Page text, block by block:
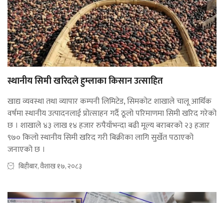
स्थानीय सिमी खरिदले हुम्लाका किसान उत्साहित
खाद्य व्यवस्था तथा व्यापार कम्पनी लिमिटेड, सिमकोट शाखाले चालू आर्थिक
वर्षमा स्थानीय उत्पादनलाई प्रोत्साहन गर्दै ठूलो परिमाणमा सिमी खरिद गरेको
छ । शाखाले ४३ लाख १४ हजार रुपैयाँभन्दा बढी मूल्य बराबरको २३ हजार
९७० किलो स्थानीय सिमी खरिद गरी बिक्रीका लागि सुर्खेत पठाएको
जनाएको छ ।
बिहीबार, वैशाख १७, २०८३